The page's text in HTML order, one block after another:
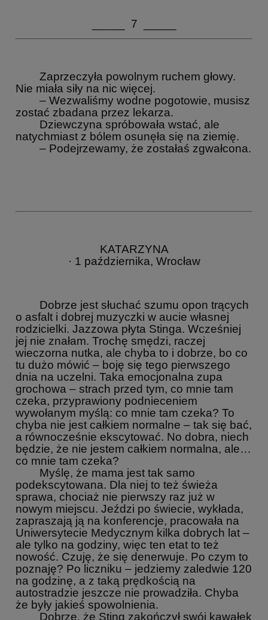
_____ 7 _____
Zaprzeczyła powolnym ruchem głowy.
Nie miała siły na nic więcej.
– Wezwaliśmy wodne pogotowie, musisz
zostać zbadana przez lekarza.
Dziewczyna spróbowała wstać, ale
natychmiast z bólem osunęła się na ziemię.
– Podejrzewamy, że zostałaś zgwałcona.
KATARZYNA
· 1 października, Wrocław
Dobrze jest słuchać szumu opon trących
o asfalt i dobrej muzyczki w aucie własnej
rodzicielki. Jazzowa płyta Stinga. Wcześniej
jej nie znałam. Trochę smędzi, raczej
wieczorna nutka, ale chyba to i dobrze, bo co
tu dużo mówić – boję się tego pierwszego
dnia na uczelni. Taka emocjonalna zupa
grochowa – strach przed tym, co mnie tam
czeka, przyprawiony podnieceniem
wywołanym myślą: co mnie tam czeka? To
chyba nie jest całkiem normalne – tak się bać,
a równocześnie ekscytować. No dobra, niech
będzie, że nie jestem całkiem normalna, ale…
co mnie tam czeka?
Myślę, że mama jest tak samo
podekscytowana. Dla niej to też świeża
sprawa, chociaż nie pierwszy raz już w
nowym miejscu. Jeździ po świecie, wykłada,
zapraszają ją na konferencje, pracowała na
Uniwersytecie Medycznym kilka dobrych lat –
ale tylko na godziny, więc ten etat to też
nowość. Czuję, że się denerwuje. Po czym to
poznaję? Po liczniku – jedziemy zaledwie 120
na godzinę, a z taką prędkością na
autostradzie jeszcze nie prowadziła. Chyba
że były jakieś spowolnienia.
Dobrze, że Sting zakończył swój kawałek